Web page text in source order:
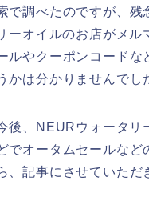
で調べたのですが、残
ーオイルのお店がメル
ルやクーポンコードな
かは分かりませんでし
後、NEURウォータリ
でオータムセールなど
、記事にさせていただ